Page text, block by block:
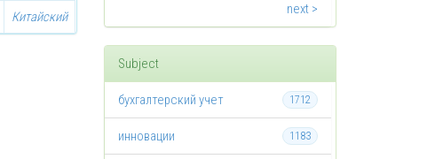
Китайский next >
Subject
1712
бухгалтерский учет
1183
инновации